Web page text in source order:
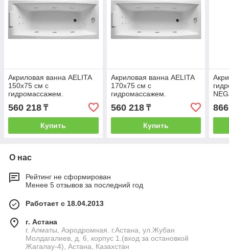
Акриловая ванна AELITA
150х75 см с
гидромассажем.
Джакузи.Общий массаж +
массаж спины + массаж
ног )
560 218 ₸
Купить
Акриловая ванна AELITA
170х75 см с
гидромассажем.
Джакузи(Общий массаж +
массаж спины + массаж
ног )
560 218₸
Купить
дна)
О нас
Рейтинг не сформирован
Менее 5 отзывов за последний год
Работает с 18.04.2013
г. Астана
г. Алматы, Аэродромная. г.Астана, ул.Жубан
Молдагалиев, д. 6, корпус 1.(вход за остановкой
Жагалау-4), Астана, Казахстан